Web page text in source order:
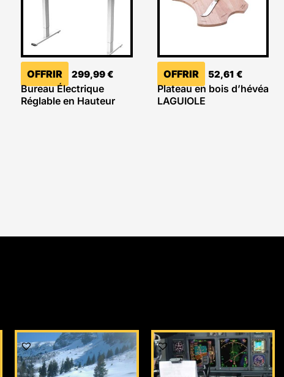
OFFRIR 299,99€
Bureau Électrique
Réglable en Hauteur
OFFRIR 52,61 €
Plateau en bois d’hévéa
LAGUIOLE